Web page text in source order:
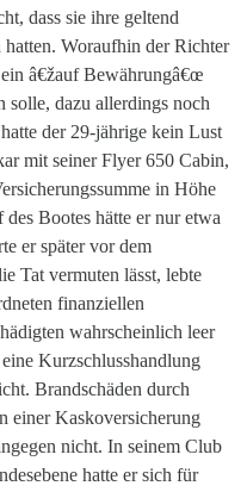
dass sie ihre geltend
hatten. Woraufhin der Richter
ein â€žauf Bewährungâ€œ
solle, dazu allerdings noch
der 29-jährige kein Lust
mit seiner Flyer 650 Cabin,
in Höhe
Bootes hätte er nur etwa
er später vor dem
Tat vermuten lässt, lebte
finanziellen
wahrscheinlich leer
Kurzschlusshandlung
Brandschäden durch
einer Kaskoversicherung
nicht. In seinem Club
hatte er sich für